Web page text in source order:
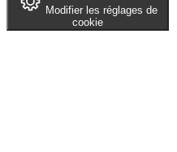
Modifier les réglages de
cookie